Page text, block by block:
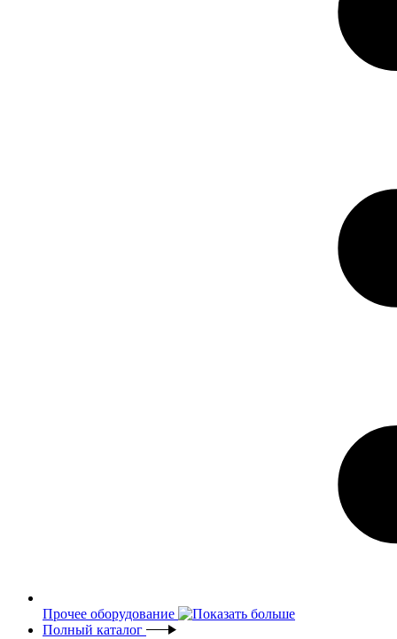
Прочее оборудование
Полный каталог